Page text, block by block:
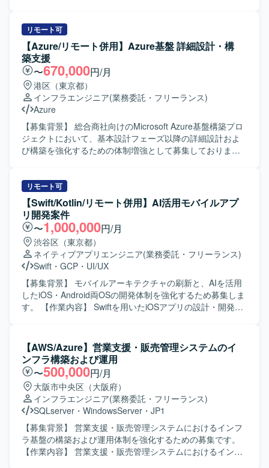
当していただきます。AIツールを活用した実装計画策定、
コード生成、レビュー効率化にも取り組んでいただきま
す。PdM・デザイナーと連携し、事業数値・KPIに基づいて
開発を推進していただきます。 【求める人物像】 複雑性の
高いアプリケーション開発に主体的に取り組み、関係者と
連携しながら開発を推進できる方を求めています。 【ポジ
ションの魅力】 プロダクト拡大フェーズにおいて、アーキ
テクチャ刷新や技術選定を主導し、AIツールも活用しなが
ら開発効率化に携われます。 【開発環境】 Swift、Kotlin、
Go、GCP、GitHub Actions、Cloud Build、Terraform、
BigQuery、Looker Studio、Claude、Codex、Cursor、
リモート可
【Azure/リモート併用】Azure基盤 詳細設計・構
築支援
〜670,000円/月
港区（東京都）
インフラエンジニア(業務委託・フリーランス)
Azure
【募集背景】 総合商社向けのMicrosoft Azure基盤構築プロ
ジェクトにおいて、基本設計フェーズ以降の詳細設計およ
び構築を強化するための体制増強として募集しておりま
構築作業を担当していただきます。 Azureネットワーク、
セキュリティ、権限管理などの基盤要素について詳細設計
を行い、IaC（Infrastructure as Code）を前提とした構築方
針に基づき、設定内容の整理および構築作業を実施してい
ただきます。 Azure Policy や RBAC などのガバナンス設定
について、設計内容への反映および環境構築を行うととも
に、詳細設計書や設定パラメータシートなど各種技術ドキ
ュメントの作成も行っていただきます。 顧客および関係者
との技術的な調整を行い、設計内容に関する説明・レビュ
ー対応を通じて、Azure基盤としての設計品質および実装品
質の担保を図っていただきます。 【求める人物像】 Azure
める方を求めております。 顧客や関係者と円滑にコミュニ
ケーションを取りながら技術的な議論や説明ができ、レビ
ューを通じて品質向上に貢献いただける方が望ましいで
す。 チーム内の方針に沿いながらも、自ら課題を見つけ解
決に向けて行動できる方に適したポジションです。 【ポジ
ションの魅力】 エンタープライズ規模の総合商社向け
Azure基盤プロジェクトに参画し、ネットワーク、セキュリ
ティ、権限管理、ガバナンスといった基盤領域を包括的に
経験できる環境です。 IaCを前提とした設計・構築スタイル
のもとで、BicepやARM Template、Terraformなどのモダン
リモート可
【Swift/Kotlin/リモート併用】AI活用モバイルアプ
リ開発案件
〜1,000,000円/月
渋谷区（東京都）
ネイティブアプリエンジニア(業務委託・フリーランス)
Swift ・ GCP ・ UI/UX
【募集背景】 モバイルアーキテクチャの刷新と、AIを活用
したiOS・Android両OSの開発体制を強化するため募集しま
す。 【作業内容】 Swiftを用いたiOSアプリの設計・開発・
ード生成・レビューの効率化を行います。要件定義からリ
リース、効果分析まで一貫して担当し、モバイルアーキテ
クチャの設計・刷新も推進します。 【求める人物像】 プロ
ダクトの価値向上に向けて、オーナーシップを持ち挑戦を
続けられる方を求めています。変化の速い環境で、チーム
と連携しながら成果創出に取り組める方に適したポジショ
ンです。 【ポジションの魅力】 モバイルアーキテクチャの
設計や技術選定に深く関与できます。AIを活用したiOS・
Android両OSの開発プロセスを構築し、複雑なEC・ゲー
ム・ソーシャル領域における高難度な技術課題に取り組め
【AWS/Azure】営業支援・販売管理システムのイ
ンフラ構築および運用
〜500,000円/月
大阪市中央区（大阪府）
インフラエンジニア(業務委託・フリーランス)
SQLserver ・ WindowsServer ・ JP1
【募集背景】 営業支援・販売管理システムにおけるインフ
ラ基盤の構築および運用体制を強化するための募集です。
【作業内容】 営業支援・販売管理システムにおけるインフ